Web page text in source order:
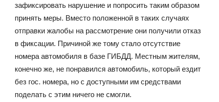
зафиксировать нарушение и попросить таким образом
принять меры. Вместо положенной в таких случаях
отправки жалобы на рассмотрение они получили отказ
в фиксации. Причиной же тому стало отсутствие
номера автомобиля в базе ГИБДД. Местным жителям,
конечно же, не понравился автомобиль, который ездит
без гос. номера, но с доступными им средствами
поделать с этим ничего не смогли.